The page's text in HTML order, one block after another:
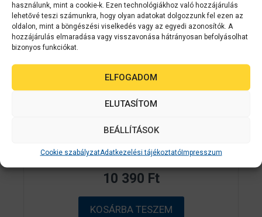
használunk, mint a cookie-k. Ezen technológiákhoz való hozzájárulás
lehetővé teszi számunkra, hogy olyan adatokat dolgozzunk fel ezen az
oldalon, mint a böngészési viselkedés vagy az egyedi azonosítók. A
hozzájárulás elmaradása vagy visszavonása hátrányosan befolyásolhat
bizonyos funkciókat.
ELFOGADOM
ELUTASÍTOM
BEÁLLÍTÁSOK
Cookie szabályzatAdatkezelési tájékoztatóImpresszum
Epson kellékanyag
(eredeti) C13T671400 Workforce Pro
WF-869R széria
0
z
5
b
ő
l
Készleten
10 390 Ft
KOSÁRBA TESZEM